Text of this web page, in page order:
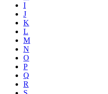
I
J
K
L
M
N
O
P
Q
R